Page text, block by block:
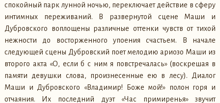
спокойный парк лунной ночью, переключает действие в сферу
интимных переживаний. В развернутой сцене Маши и
Дубровского воплощены различные оттенки чувств от тихой
нежности до восторженного упоения счастьем. В начале
следующей сцены Дубровский поет мелодию ариозо Маши из
второго акта «О, если б с ним я повстречалась» (воскрешая в
памяти девушки слова, произнесенные ею в лесу). Диалог
Маши и Дубровского «Владимир! Боже мой!» полон горя и
отчаяния. Их последний дуэт «Час примиренья» звучит